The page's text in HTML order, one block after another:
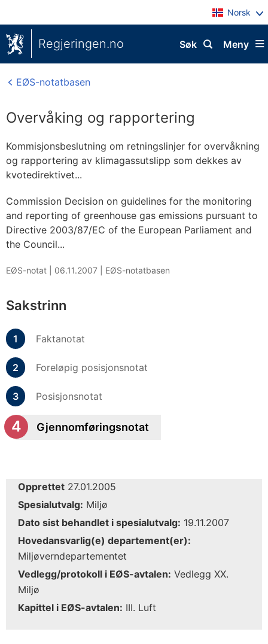
Norsk
Regjeringen.no Meny
Søk
EØS-notatbasen
Overvåking og rapportering
Kommisjonsbeslutning om retningslinjer for overvåkning
og rapportering av klimagassutslipp som dekkes av
kvotedirektivet...
Commission Decision on guidelines for the monitoring
and reporting of greenhouse gas emissions pursuant to
Directive 2003/87/EC of the European Parliament and
the Council...
EØS-notat | 06.11.2007 EØS-notatbasen
Sakstrinn
Faktanotat
Foreløpig posisjonsnotat
Posisjonsnotat
Gjennomføringsnotat
Opprettet 27.01.2005
Spesialutvalg: Miljø
Dato sist behandlet i spesialutvalg: 19.11.2007
Hovedansvarlig(e) departement(er):
Miljøverndepartementet
Vedlegg/protokoll i EØS-avtalen: Vedlegg XX.
Miljø
Kapittel i EØS-avtalen: III. Luft